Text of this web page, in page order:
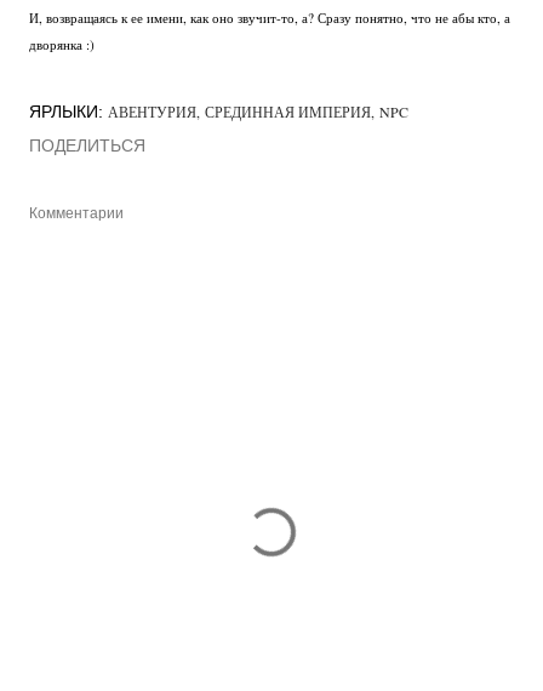
И, возвращаясь к ее имени, как оно звучит-то, а? Сразу понятно, что не абы кто, а
дворянка :)
ЯРЛЫКИ: АВЕНТУРИЯ СРЕДИННАЯ ИМПЕРИЯ NPC
ПОДЕЛИТЬСЯ
Комментарии